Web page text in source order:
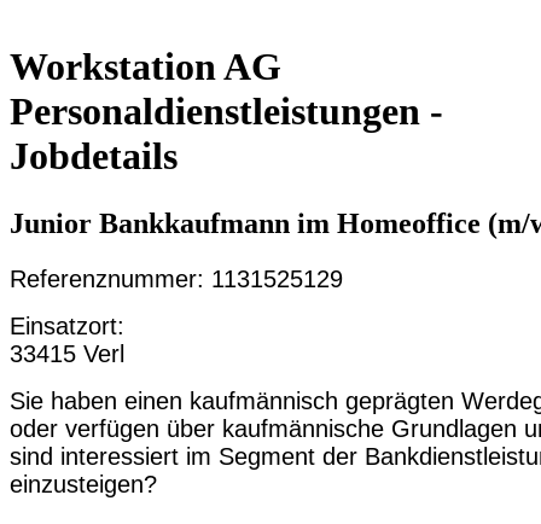
Workstation AG
Personaldienstleistungen -
Jobdetails
Junior Bankkaufmann im Homeoffice (m/
Referenznummer: 1131525129
Einsatzort:
33415 Verl
Sie haben einen kaufmännisch geprägten
oder verfügen über kaufmännische Grundlagen
sind interessiert im Segment der
einzusteigen?